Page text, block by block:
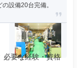
設備20台完備。
要な経験・資格